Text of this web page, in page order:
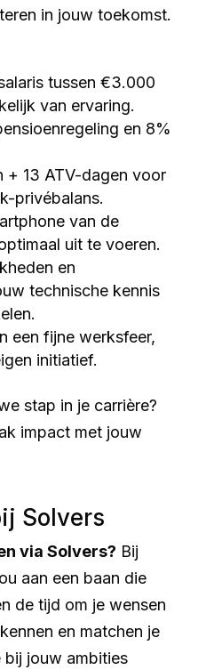
in jouw toekomst.
tussen €3.000
van ervaring.
en 8%
+ 13 ATV-dagen voor
privébalans.
van de
uit te voeren.
en
technische kennis
een fijne werksfeer,
initiatief.
stap in je carrière?
impact met jouw
Solvers
via Solvers? Bij
aan een baan die
de tijd om je wensen
en matchen je
jouw ambities